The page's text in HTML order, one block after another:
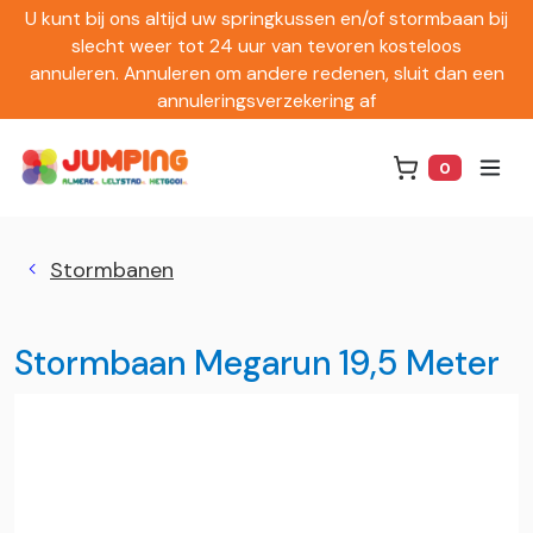
U kunt bij ons altijd uw springkussen en/of stormbaan bij
slecht weer tot 24 uur van tevoren kosteloos
annuleren. Annuleren om andere redenen, sluit dan een
annuleringsverzekering af
0
Stormbanen
Stormbaan Megarun 19,5 Meter